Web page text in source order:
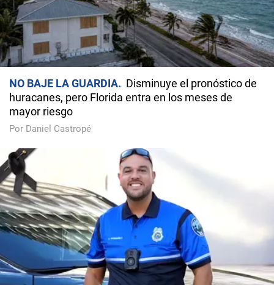
NO BAJE LA GUARDIA
Disminuye el pronóstico de
huracanes, pero Florida entra en los meses de
mayor riesgo
Por Daniel Castropé